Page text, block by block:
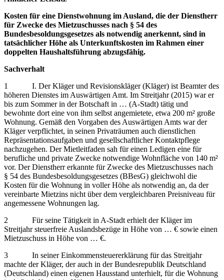
Kosten für eine Dienstwohnung im Ausland, die der Dienstherr
für Zwecke des Mietzuschusses nach § 54 des
Bundesbesoldungsgesetzes als notwendig anerkennt, sind in
tatsächlicher Höhe als Unterkunftskosten im Rahmen einer
doppelten Haushaltsführung abzugsfähig.
Sachverhalt
1 I. Der Kläger und Revisionskläger (Kläger) ist Beamter des
höheren Dienstes im Auswärtigen Amt. Im Streitjahr (2015) war er
bis zum Sommer in der Botschaft in … (A-Stadt) tätig und
bewohnte dort eine von ihm selbst angemietete, etwa 200 m² große
Wohnung. Gemäß den Vorgaben des Auswärtigen Amts war der
Kläger verpflichtet, in seinen Privaträumen auch dienstlichen
Repräsentationsaufgaben und gesellschaftlicher Kontaktpflege
nachzugehen. Der Mietleitfaden sah für einen Ledigen eine für
berufliche und private Zwecke notwendige Wohnfläche von 140 m²
vor. Der Dienstherr erkannte für Zwecke des Mietzuschusses nach
§ 54 des Bundesbesoldungsgesetzes (BBesG) gleichwohl die
Kosten für die Wohnung in voller Höhe als notwendig an, da der
vereinbarte Mietzins nicht über dem vergleichbaren Preisniveau für
angemessene Wohnungen lag.
2 Für seine Tätigkeit in A-Stadt erhielt der Kläger im
Streitjahr steuerfreie Auslandsbezüge in Höhe von … € sowie einen
Mietzuschuss in Höhe von … €.
3 In seiner Einkommensteuererklärung für das Streitjahr
machte der Kläger, der auch in der Bundesrepublik Deutschland
(Deutschland) einen eigenen Hausstand unterhielt, für die Wohnung